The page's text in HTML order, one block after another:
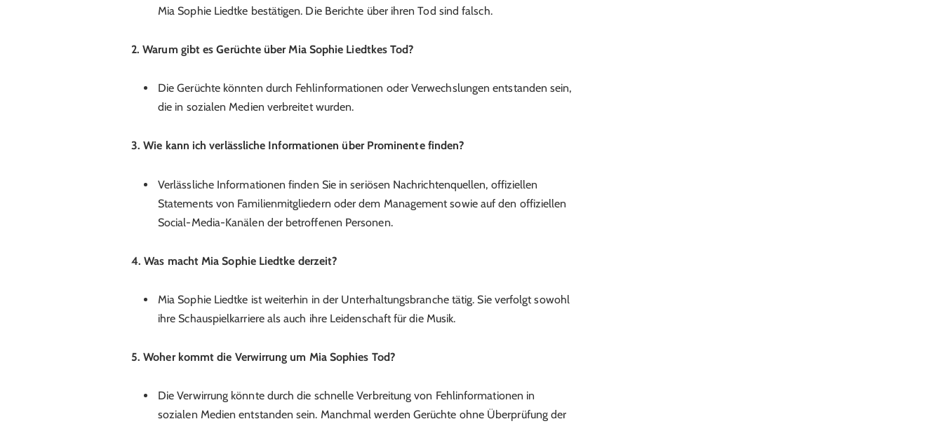
Mia Sophie Liedtke bestätigen. Die Berichte über ihren Tod sind falsch.
2. Warum gibt es Gerüchte über Mia Sophie Liedtkes Tod?
Die Gerüchte könnten durch Fehlinformationen oder Verwechslungen entstanden sein,
die in sozialen Medien verbreitet wurden.
3. Wie kann ich verlässliche Informationen über Prominente finden?
Verlässliche Informationen finden Sie in seriösen Nachrichtenquellen, offiziellen
Statements von Familienmitgliedern oder dem Management sowie auf den offiziellen
Social-Media-Kanälen der betroffenen Personen.
4. Was macht Mia Sophie Liedtke derzeit?
Mia Sophie Liedtke ist weiterhin in der Unterhaltungsbranche tätig. Sie verfolgt sowohl
ihre Schauspielkarriere als auch ihre Leidenschaft für die Musik.
5. Woher kommt die Verwirrung um Mia Sophies Tod?
Die Verwirrung könnte durch die schnelle Verbreitung von Fehlinformationen in
sozialen Medien entstanden sein. Manchmal werden Gerüchte ohne Überprüfung der